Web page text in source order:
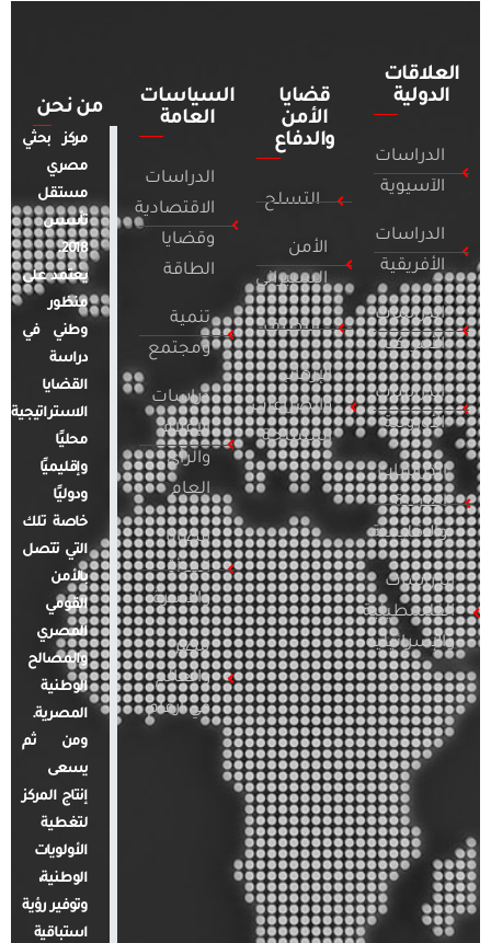
العلاقات
الدولية
الدراسات
الآسيوية
الدراسات
الأفريقية
الدراسات
الأمريكية
الدراسات
الأوروبية
الدراسات
العربية
والإقليمية
الدراسات
الفلسطينية
والإسرائيلية
قضايا
الأمن
والدفاع
التسلح
الأمن
السيبراني
التطرف
الإرهاب
والصراعات
المسلحة
السياسات
العامة
الدراسات
الاقتصادية
وقضايا
الطاقة
تنمية
ومجتمع
دراسات
الإعلام
والرأي
العام
قضايا
المرأة
والأسرة
مصر
والعالم
في أرقام
من نحن
مركز بحثي
مصري
مستقل
تأسس
2018.
يعتمد على
منظور
وطني في
دراسة
القضايا
الاستراتيجية
محليًا
وإقليميًا
ودوليًا
خاصة تلك
التي تتصل
بالأمن
القومي
المصري
والمصالح
الوطنية
المصرية.
ومن ثم
يسعى
إنتاج المركز
لتغطية
الأولويات
الوطنية،
وتوفير رؤية
استباقية